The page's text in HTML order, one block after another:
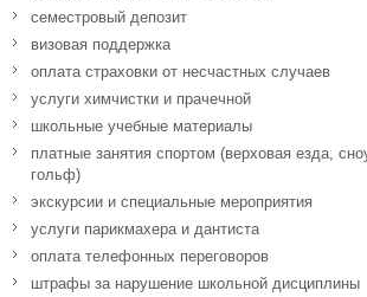
семестровый депозит
визовая поддержка
оплата страховки от несчастных случаев
услуги химчистки и прачечной
школьные учебные материалы
платные занятия спортом (верховая езда,
гольф)
экскурсии и специальные мероприятия
услуги парикмахера и дантиста
оплата телефонных переговоров
штрафы за нарушение школьной дисциплины